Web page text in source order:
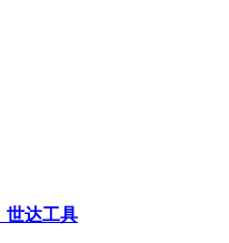
世达工具